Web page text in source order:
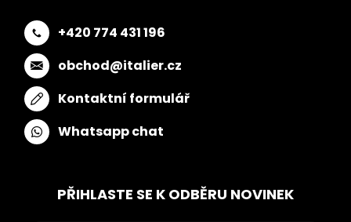
+420 774 431 196
obchod@italier.cz
Kontaktní formulář
Whatsapp chat
PŘIHLASTE SE K ODBĚRU NOVINEK